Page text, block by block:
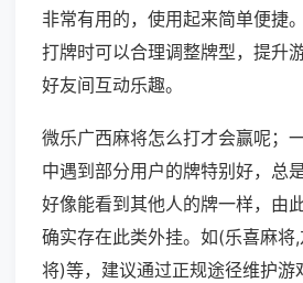
非常有用的，使用起来简单便捷
打牌时可以合理调整牌型，提升
好友间互动乐趣。
微乐广西麻将怎么打才会赢呢；
中遇到部分用户的牌特别好，总
好像能看到其他人的牌一样，由
确实存在此类外挂。如(乐喜麻将
将)等，建议通过正规途径维护游